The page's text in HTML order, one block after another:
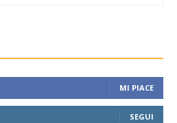
MI PIACE
SEGUI